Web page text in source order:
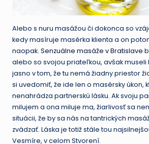
Alebo s nuru masážou či dokonca so
kedy masíruje masérka klienta a on
naopak. Senzuálne masáže v Bratislave
alebo so svojou priateľkou, avšak
jasno v tom, že tu nemá žiadny priestor
si uvedomiť, že ide len o masérsky úkon,
nenahrádza partnerskú lásku. Ak svoju
milujem a ona miluje ma, žiarlivosť sa
situácii, že by sa nás na tantrických
zvádzať. Láska je totiž stále tou
Vesmíre, v celom Stvorení.